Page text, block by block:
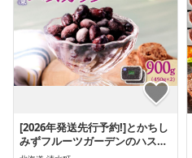
[2026年発送先行予約!]とかちし
みずフルーツガーデンのハスカ
ップ900g